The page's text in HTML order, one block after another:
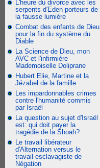
L'heure du divorce avec les
serpents d'Eden porteurs de
la fausse lumière
Combat des enfants de Dieu
pour la fin du système du
Diable
La Science de Dieu, mon
AVC et l'infirmière
Mademoiselle Doliprane
Hubert Elie, Martine et la
Jézabel de la famille
Les impardonnables crimes
contre l'humanité commis
par Israël
La question au sujet d'Israël
est: qui doit payer la
tragédie de la Shoah?
Le travail libérateur
d'Alternation versus le
travail esclavagiste de
Négation